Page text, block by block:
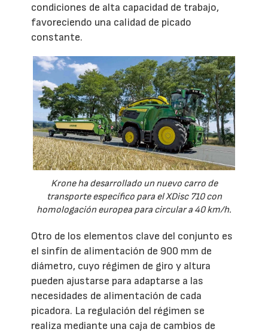
condiciones de alta capacidad de trabajo,
favoreciendo una calidad de picado
constante.
Krone ha desarrollado un nuevo carro de
transporte específico para el XDisc 710 con
homologación europea para circular a 40 km/h.
Otro de los elementos clave del conjunto es
el sinfín de alimentación de 900 mm de
diámetro, cuyo régimen de giro y altura
pueden ajustarse para adaptarse a las
necesidades de alimentación de cada
picadora. La regulación del régimen se
realiza mediante una caja de cambios de